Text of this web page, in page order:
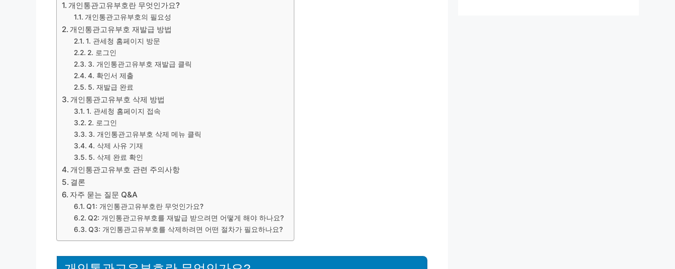
개인통관고유부호란 무엇인가요?
개인통관고유부호의 필요성
개인통관고유부호 재발급 방법
1. 관세청 홈페이지 방문
2. 로그인
3. 개인통관고유부호 재발급 클릭
4. 확인서 제출
5. 재발급 완료
개인통관고유부호 삭제 방법
1. 관세청 홈페이지 접속
2. 로그인
3. 개인통관고유부호 삭제 메뉴 클릭
4. 삭제 사유 기재
5. 삭제 완료 확인
개인통관고유부호 관련 주의사항
결론
자주 묻는 질문 Q&A
Q1: 개인통관고유부호란 무엇인가요?
Q2: 개인통관고유부호를 재발급 받으려면 어떻게 해야 하나요?
Q3: 개인통관고유부호를 삭제하려면 어떤 절차가 필요하나요?